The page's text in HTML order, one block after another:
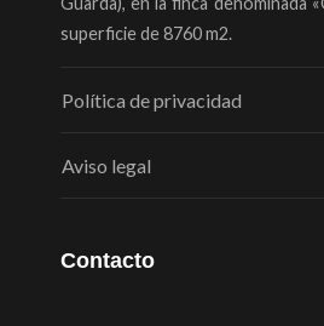
superficie de 8760 m2.
Política de privacidad
Aviso legal
Contacto